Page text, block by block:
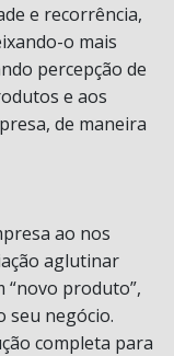
e recorrência,
o mais
percepção de
e aos
de maneira
ao nos
aglutinar
produto”,
seu negócio.
completa para